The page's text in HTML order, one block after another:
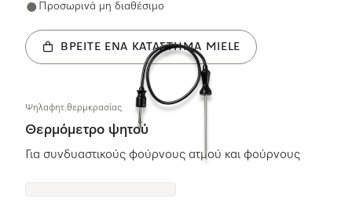
Προσωρινά μη διαθέσιμο
ΒΡΕΊΤΕ ΈΝΑ ΚΑΤΆΣΤΗΜΑ MIELE
Ψηλαφητ.θερμκρασίας
Θερμόμετρο ψητού
Για συνδυαστικούς φούρνους ατμού και φούρνους